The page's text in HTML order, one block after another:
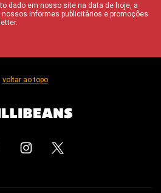
dado em nosso site na data de hoje, a
nossos informes publicitários e promoções
voltar ao topo